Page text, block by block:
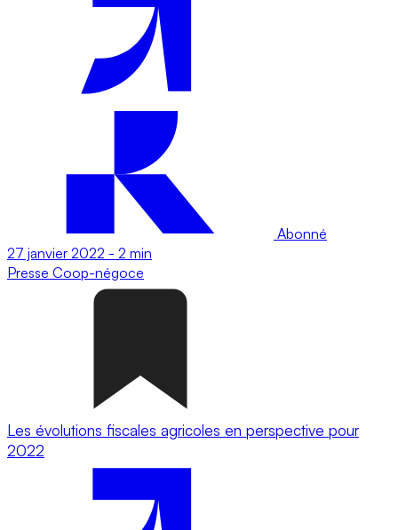
Abonné
27 janvier 2022 - 2 min
Presse Coop-négoce
Les évolutions fiscales agricoles en perspective pour
2022